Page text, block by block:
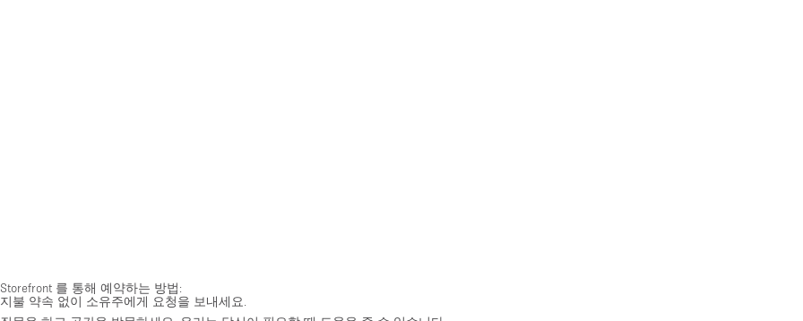
Storefront 를 통해 예약하는 방법:
지불 약속 없이 소유주에게 요청을 보내세요.